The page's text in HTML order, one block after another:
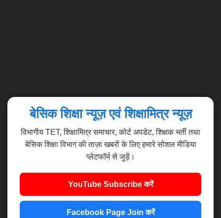
Popular Posts
Basic Shiksha News
मुख्यमंत्री शिक्षक कैशलेस चिकित्सा योजना में
आने वाले हाॅस्पीटल लिस्ट देखें।
बेसिक शिक्षा न्यूज़ एवं शिक्षामित्र न्यूज़
विभागीय TET, शिक्षामित्र समाचार, कोर्ट अपडेट, शिक्षक भर्ती तथा
बेसिक शिक्षा विभाग की ताज़ा खबरों के लिए हमारे सोशल मीडिया
प्लेटफॉर्म से जुड़ें।
YouTube Subscribe करें
Facebook Page Join करें